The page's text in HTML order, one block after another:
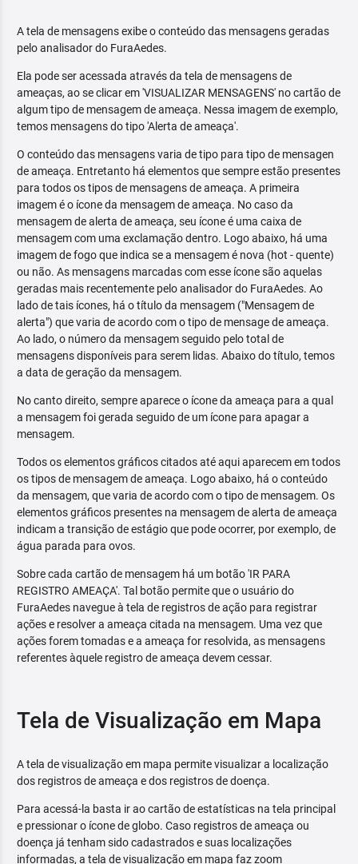
A tela de mensagens exibe o conteúdo das mensagens geradas
pelo analisador do FuraAedes.
Ela pode ser acessada através da tela de mensagens de
ameaças, ao se clicar em 'VISUALIZAR MENSAGENS' no cartão de
algum tipo de mensagem de ameaça. Nessa imagem de exemplo,
temos mensagens do tipo 'Alerta de ameaça'.
O conteúdo das mensagens varia de tipo para tipo de mensagen
de ameaça. Entretanto há elementos que sempre estão presentes
para todos os tipos de mensagens de ameaça. A primeira
imagem é o ícone da mensagem de ameaça. No caso da
mensagem de alerta de ameaça, seu ícone é uma caixa de
mensagem com uma exclamação dentro. Logo abaixo, há uma
imagem de fogo que indica se a mensagem é nova (hot - quente)
ou não. As mensagens marcadas com esse ícone são aquelas
geradas mais recentemente pelo analisador do FuraAedes. Ao
lado de tais ícones, há o título da mensagem ("Mensagem de
alerta") que varia de acordo com o tipo de mensage de ameaça.
Ao lado, o número da mensagem seguido pelo total de
mensagens disponíveis para serem lidas. Abaixo do título, temos
a data de geração da mensagem.
No canto direito, sempre aparece o ícone da ameaça para a qual
a mensagem foi gerada seguido de um ícone para apagar a
mensagem.
Todos os elementos gráficos citados até aqui aparecem em todos
os tipos de mensagem de ameaça. Logo abaixo, há o conteúdo
da mensagem, que varia de acordo com o tipo de mensagem. Os
elementos gráficos presentes na mensagem de alerta de ameaça
indicam a transição de estágio que pode ocorrer, por exemplo, de
água parada para ovos.
Sobre cada cartão de mensagem há um botão 'IR PARA
REGISTRO AMEAÇA'. Tal botão permite que o usuário do
FuraAedes navegue à tela de registros de ação para registrar
ações e resolver a ameaça citada na mensagem. Uma vez que
ações forem tomadas e a ameaça for resolvida, as mensagens
referentes àquele registro de ameaça devem cessar.
Tela de Visualização em Mapa
A tela de visualização em mapa permite visualizar a localização
dos registros de ameaça e dos registros de doença.
Para acessá-la basta ir ao cartão de estatísticas na tela principal
e pressionar o ícone de globo. Caso registros de ameaça ou
doença já tenham sido cadastrados e suas localizações
informadas, a tela de visualização em mapa faz zoom